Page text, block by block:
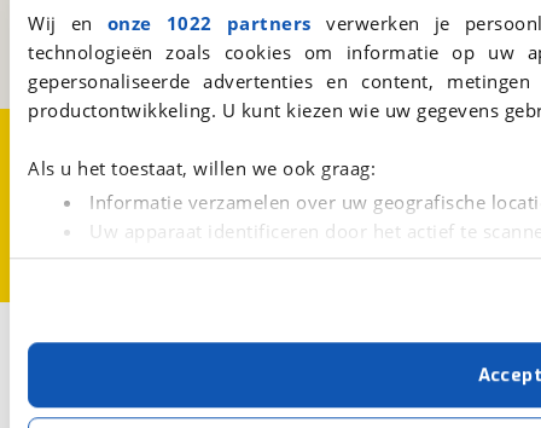
Wij en onze 1022 partners verwerken je
technologieën zoals cookies om informatie op
gepersonaliseerde advertenties en content,
productontwikkeling. U kunt kiezen wie uw gegevens
Als u het toestaat, willen we ook graag:
Informatie verzamelen over uw geografische
Uw apparaat identificeren door het actief te
Lees meer over hoe uw persoonlijke gegevens worden
Met cookies en vergelijkbare technieken zorgen we
cookies zorgen ervoor dat de website goed werkt.
verbeteren. We tonen je graag relevante advertenties
Een initiatief van
BOVAG
Cookievoorkeuren
Vacatures